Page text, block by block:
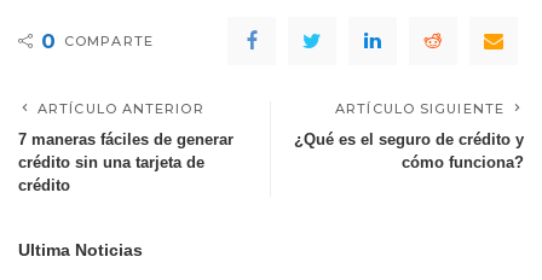
0 COMPARTE
ARTÍCULO ANTERIOR
7 maneras fáciles de generar
crédito sin una tarjeta de
crédito
ARTÍCULO SIGUIENTE
¿Qué es el seguro de crédito y
cómo funciona?
Ultima Noticias